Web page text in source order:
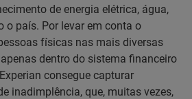
de energia elétrica, água,
o país. Por levar em conta o
físicas nas mais diversas
dentro do sistema financeiro
consegue capturar
inadimplência, que, muitas vezes,